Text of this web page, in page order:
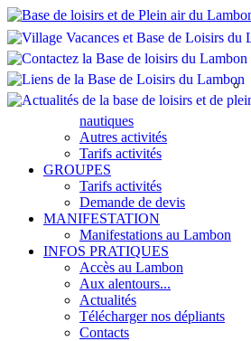
nautiques
Autres activités
Tarifs activités
GROUPES
Tarifs activités
Demande de devis
MANIFESTATION
Manifestations au Lambon
INFOS PRATIQUES
Accès au Lambon
Aux alentours...
Actualités
Télécharger nos dépliants
Contacts